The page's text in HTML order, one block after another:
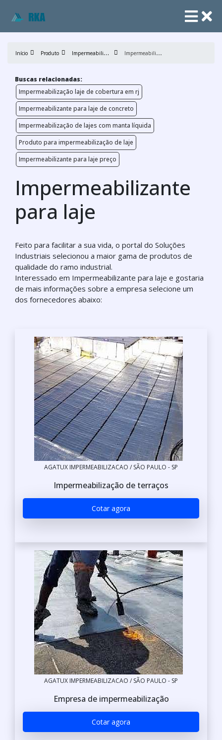
Início Produto I
mpermeabilização de lajes I
mpermeabilizante para laje
Buscas relacionadas:
Impermeabilização laje de cobertura em rj
Impermeabilizante para laje de concreto
Impermeabilização de lajes com manta líquida
Produto para impermeabilização de laje
Impermeabilizante para laje preço
Impermeabilizante
para laje
Feito para facilitar a sua vida, o portal do Soluções
Industriais selecionou a maior gama de produtos de
qualidade do ramo industrial.
Interessado em Impermeabilizante para laje e gostaria
de mais informações sobre a empresa selecione um
dos fornecedores abaixo:
AGATUX IMPERMEABILIZACAO / SÃO PAULO - SP
Impermeabilização de terraços
Cotar agora
AGATUX IMPERMEABILIZACAO / SÃO PAULO - SP
Empresa de impermeabilização
Cotar agora